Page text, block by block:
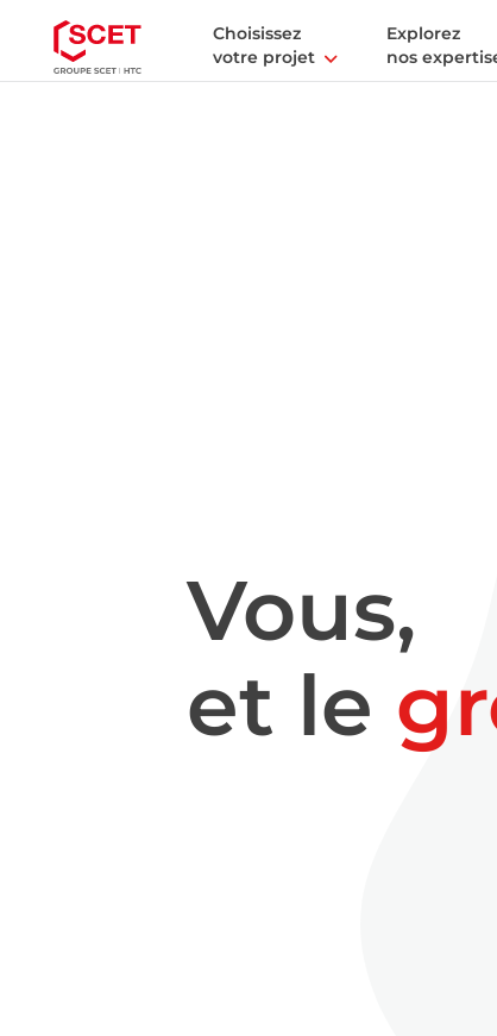
Choisissez
votre projet
Explorez
nos
Vous,
et le